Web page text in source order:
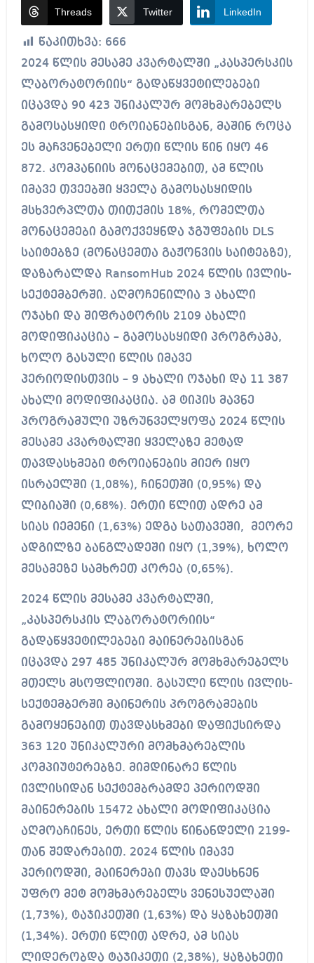
Threads Twitter LinkedIn
წაკითხვა: 666
2024 წლის მესამე კვარტალში „კასპერსკის
ლაბორატორიის“ გადაწყვეტილებები
იცავდა 90 423 უნიკალურ მომხმარებელს
გამოსასყიდი ტროიანებისგან, მაშინ როცა
ეს მაჩვენებელი ერთი წლის წინ იყო 46
872. კომპანიის მონაცემებით, ამ წლის
იმავე თვეებში ყველა გამოსასყიდის
მსხვერპლთა თითქმის 18%, რომელთა
მონაცემები გამოქვეყნდა ჯგუფების DLS
საიტებზე (მონაცემთა გაჟონვის საიტებზე),
დაზარალდა RansomHub 2024 წლის ივლის-
სექტემბერში. აღმოჩენილია 3 ახალი
ოჯახი და შიფრატორის 2109 ახალი
მოდიფიკაცია – გამოსასყიდი პროგრამა,
ხოლო გასული წლის იმავე
პერიოდისთვის – 9 ახალი ოჯახი და 11 387
ახალი მოდიფიკაცია. ამ ტიპის მავნე
პროგრამული უზრუნველყოფა 2024 წლის
მესამე კვარტალში ყველაზე მეტად
თავდასხმები ტროიანების მიერ იყო
ისრაელში (1,08%), ჩინეთში (0,95%) და
ლიბიაში (0,68%). ერთი წლით ადრე ამ
სიას იემენი (1,63%) ედგა სათავეში, მეორე
ადგილზე ბანგლადეში იყო (1,39%), ხოლო
მესამეზე სამხრეთ კორეა (0,65%).
2024 წლის მესამე კვარტალში,
„კასპერსკის ლაბორატორიის“
გადაწყვეტილებები მაინერებისგან
იცავდა 297 485 უნიკალურ მომხმარებელს
მთელს მსოფლიოში. გასული წლის ივლის-
სექტემბერში მაინერის პროგრამების
გამოყენებით თავდასხმები დაფიქსირდა
363 120 უნიკალური მომხმარებლის
კომპიუტერებზე. მიმდინარე წლის
ივლისიდან სექტემბრამდე პერიოდში
მაინერების 15472 ახალი მოდიფიკაცია
აღმოაჩინეს, ერთი წლის წინანდელი 2199-
თან შედარებით. 2024 წლის იმავე
პერიოდში, მაინერები თავს დაესხნენ
უფრო მეტ მომხმარებელს ვენესუელაში
(1,73%), ტაჯიკეთში (1,63%) და ყაზახეთში
(1,34%). ერთი წლით ადრე, ამ სიას
ლიდერობდა ტაჯიკეთი (2,38%), ყაზახეთი